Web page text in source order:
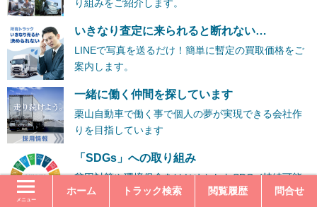
メニュー
ホーム トラック検索 閲覧履歴 問合せ
り組みをご紹介します。
いきなり査定に来られると断れない…
LINEで写真を送るだけ！簡単に暫定の買取価格をご
案内します。
一緒に働く仲間を探しています
栗山自動車で働く事で個人の夢が実現できる会社作
りを目指しています
「SDGs」への取り組み
貧困対策や環境保全をはじめとしたSDGs(持続可能
な開発目標)への取組をご紹介いたします。